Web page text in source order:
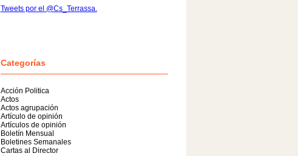
Tweets por el @Cs_Terrassa.
Categorías
Acción Politica
Actos
Actos agrupación
Artículo de opinión
Artículos de opinión
Boletín Mensual
Boletines Semanales
Cartas al Director